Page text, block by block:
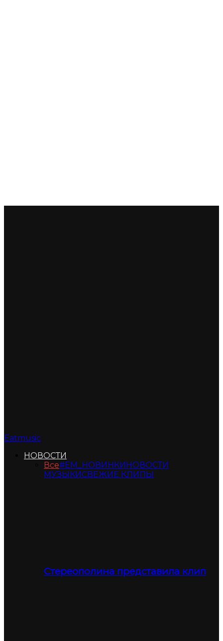
Eatmusic
НОВОСТИ
Все#ЕМ_НОВИНКИНОВОСТИ
МУЗЫКИСВЕЖИЕ КЛИПЫ
Стереополина представила клип